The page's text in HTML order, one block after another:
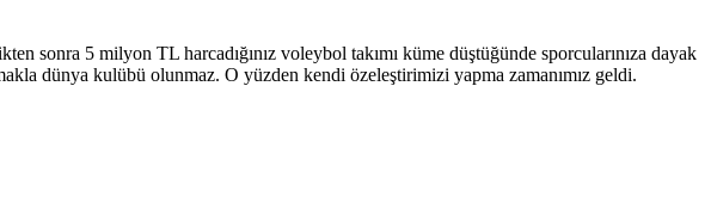
sonra 5 milyon TL harcadığınız voleybol takımı küme düştüğünde sporcularınıza dayak
dünya kulübü olunmaz. O yüzden kendi özeleştirimizi yapma zamanımız geldi.